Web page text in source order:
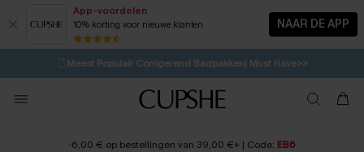
App-voordelen
10% korting voor nieuwe klanten NAAR DE APP
⚡️LAATSTE KANS | Tot 50% korting>>
🩱Meest Populair Corrigerend Badpakken| Must Have>>
💌Abonneer je & ontvang tot 15% korting>>
Koop 3, krijg 15% korting | CODE: SW15 1D:8H:24M:51S
-6,00 € op bestellingen van 39,00 €+ | Code: EB6